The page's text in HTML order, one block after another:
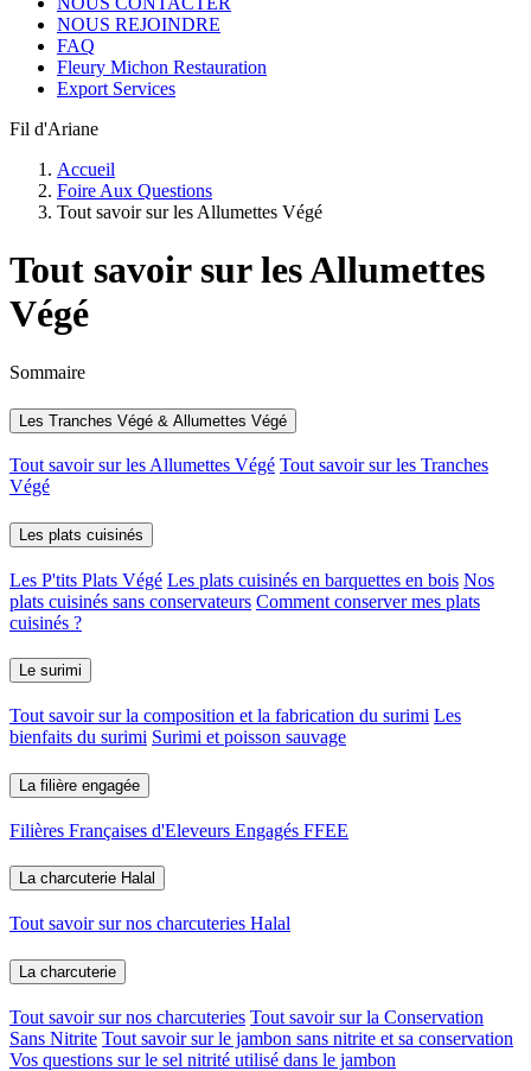
NOUS REJOINDRE
FAQ
Fleury Michon Restauration
Export Services
Fil d'Ariane
Accueil
Foire Aux Questions
Tout savoir sur les Allumettes Végé
Tout savoir sur les Allumettes
Végé
Sommaire
Les Tranches Végé & Allumettes Végé
Tout savoir sur les Allumettes Végé Tout savoir sur les Tranches
Végé
Les plats cuisinés
Les P'tits Plats Végé Les plats cuisinés en barquettes en bois Nos
plats cuisinés sans conservateurs Comment conserver mes plats
cuisinés ?
Le surimi
Tout savoir sur la composition et la fabrication du surimi Les
bienfaits du surimi Surimi et poisson sauvage
La filière engagée
Filières Françaises d'Eleveurs Engagés FFEE
La charcuterie Halal
Tout savoir sur nos charcuteries Halal
La charcuterie
Tout savoir sur nos charcuteries Tout savoir sur la Conservation
Sans Nitrite Tout savoir sur le jambon sans nitrite et sa conservation
Vos questions sur le sel nitrité utilisé dans le jambon